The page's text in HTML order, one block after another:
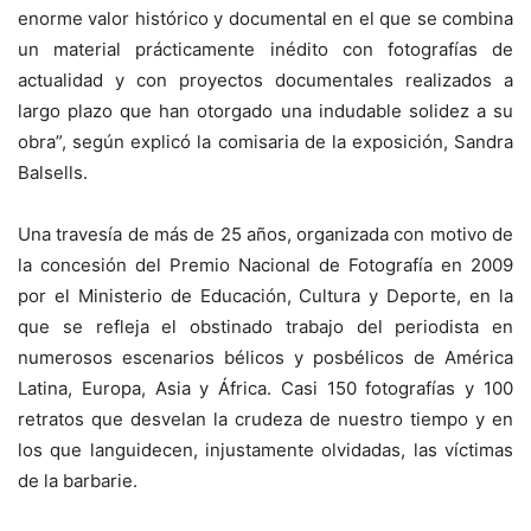
enorme valor histórico y documental en el que se combina
un material prácticamente inédito con fotografías de
actualidad y con proyectos documentales realizados a
largo plazo que han otorgado una indudable solidez a su
obra”, según explicó la comisaria de la exposición, Sandra
Balsells.
Una travesía de más de 25 años, organizada con motivo de
la concesión del Premio Nacional de Fotografía en 2009
por el Ministerio de Educación, Cultura y Deporte, en la
que se refleja el obstinado trabajo del periodista en
numerosos escenarios bélicos y posbélicos de América
Latina, Europa, Asia y África. Casi 150 fotografías y 100
retratos que desvelan la crudeza de nuestro tiempo y en
los que languidecen, injustamente olvidadas, las víctimas
de la barbarie.